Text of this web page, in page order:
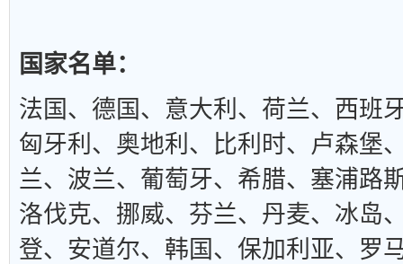
国家名单：
法国、德国、意大利、荷兰、西班
匈牙利、奥地利、比利时、卢森堡
兰、波兰、葡萄牙、希腊、塞浦路
洛伐克、挪威、芬兰、丹麦、冰岛
登、安道尔、韩国、保加利亚、罗